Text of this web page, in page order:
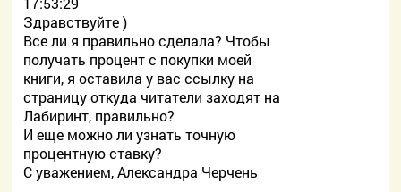
Здравствуйте )
Все ли я правильно сделала? Чтобы
получать процент с покупки моей
книги, я оставила у вас ссылку на
страницу откуда читатели заходят на
Лабиринт, правильно?
И еще можно ли узнать точную
процентную ставку?
С уважением, Александра Черчень